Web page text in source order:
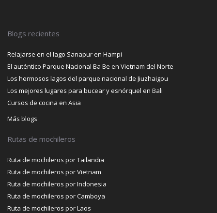
Blogs recientes
Relajarse en el lago Sanapur en Hampi
El auténtico Parque Nacional Ba Be en Vietnam del Norte
Los hermosos lagos del parque nacional de Jiuzhaigou
Los mejores lugares para bucear y esnórquel en Bali
Cursos de cocina en Asia
Más blogs
Rutas de mochileros
Ruta de mochileros por Tailandia
Ruta de mochileros por Vietnam
Ruta de mochileros por Indonesia
Ruta de mochileros por Camboya
Ruta de mochileros por Laos